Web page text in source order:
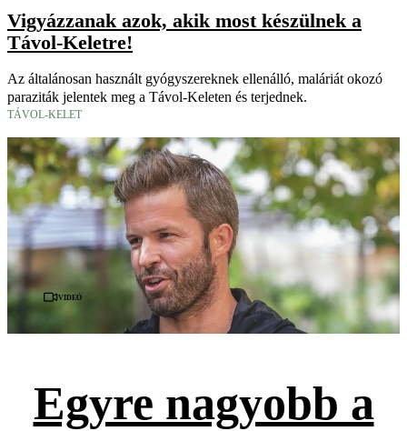
Vigyázzanak azok, akik most készülnek a
Távol-Keletre!
Az általánosan használt gyógyszereknek ellenálló, maláriát okozó
paraziták jelentek meg a Távol-Keleten és terjednek.
TÁVOL-KELET
Videó
Egyre nagyobb a